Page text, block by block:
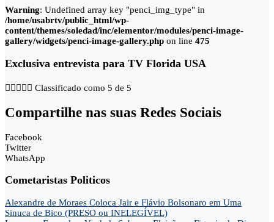
Warning: Undefined array key "penci_img_type" in
/home/usabrtv/public_html/wp-
content/themes/soledad/inc/elementor/modules/penci-image-
gallery/widgets/penci-image-gallery.php on line 475
Exclusiva entrevista para TV Florida USA
     Classificado como 5 de 5
Compartilhe nas suas Redes Sociais
Facebook
Twitter
WhatsApp
Cometaristas Politicos
Alexandre de Moraes Coloca Jair e Flávio Bolsonaro em Uma
Sinuca de Bico (PRESO ou INELEGÍVEL)